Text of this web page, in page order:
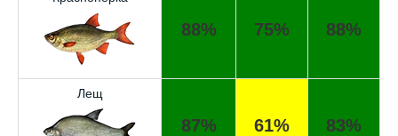
88% 75% 88%
Лещ
87% 61% 83%